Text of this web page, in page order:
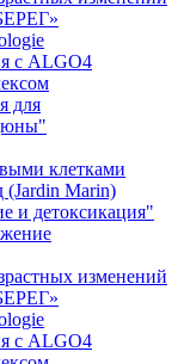
с ALGO4
для
клетками
(Jardin Marin)
и детоксикация"
изменений
с ALGO4